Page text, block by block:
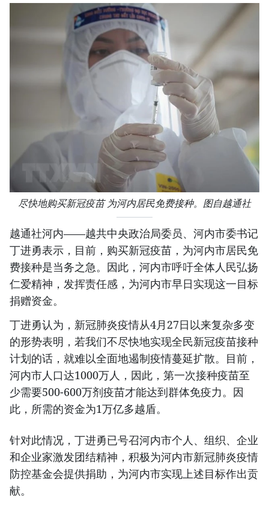
尽快地购买新冠疫苗 为河内居民免费接种。图自越通社
越通社河内——越共中央政治局委员、河内市委书记
丁进勇表示，目前，购买新冠疫苗，为河内市居民免
费接种是当务之急。因此，河内市呼吁全体人民弘扬
仁爱精神，发挥责任感，为河内市早日实现这一目标
捐赠资金。
丁进勇认为，新冠肺炎疫情从4月27日以来复杂多变
的形势表明，若我们不尽快地实现全民新冠疫苗接种
计划的话，就难以全面地遏制疫情蔓延扩散。目前，
河内市人口达1000万人，因此，第一次接种疫苗至
少需要500-600万剂疫苗才能达到群体免疫力。因
此，所需的资金为1万亿多越盾。
针对此情况，丁进勇已号召河内市个人、组织、企业
和企业家激发团结精神，积极为河内市新冠肺炎疫情
防控基金会提供捐助，为河内市实现上述目标作出贡
献。